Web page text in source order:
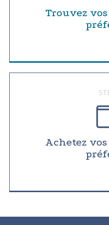
Trouvez
Achetez